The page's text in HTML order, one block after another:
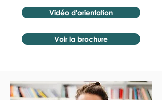
Vidéo d'orientation
Voir la brochure